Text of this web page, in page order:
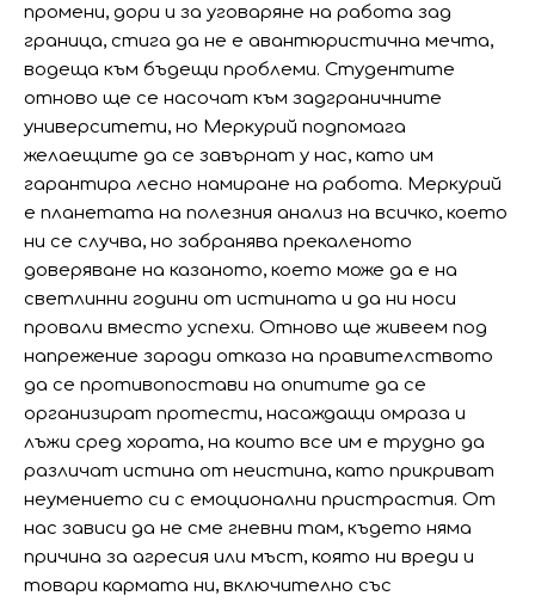
промени, дори и за уговаряне на работа зад
граница, стига да не е авантюристична мечта,
водеща към бъдещи проблеми. Студентите
отново ще се насочат към задграничните
университети, но Меркурий подпомага
желаещите да се завърнат у нас, като им
гарантира лесно намиране на работа. Меркурий
е планетата на полезния анализ на всичко, което
ни се случва, но забранява прекаленото
доверяване на казаното, което може да е на
светлинни години от истината и да ни носи
провали вместо успехи. Отново ще живеем под
напрежение заради отказа на правителството
да се противопостави на опитите да се
организират протести, насаждащи омраза и
лъжи сред хората, на които все им е трудно да
различат истина от неистина, като прикриват
неумението си с емоционални пристрастия. От
нас зависи да не сме гневни там, където няма
причина за агресия или мъст, която ни вреди и
товари кармата ни, включително със